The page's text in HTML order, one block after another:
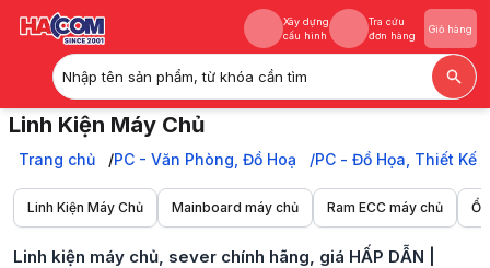
Xây dựng
cấu hình
Tra cứu
đơn hàng
Giỏ hàng
Nhập tên sản phẩm, từ khóa cần tìm
Xây dựng
Tra cứu
Linh Kiện Máy Chủ
Linh kiện máy chủ, Sever chính hãng: Mainboard, RAM ECC, Ổ
Trang chủ
PC - Đồ Họa, Thiết Kế
Linh Kiện Máy Chủ, Máy Trạm
Trang chủ PC - Văn Phòng, Đồ Hoạ PC - Đồ Họa, Thiết Kế
Linh Kiện Máy Chủ Mainboard máy chủ Ram ECC máy chủ Ổ
Linh kiện máy chủ, sever chính hãng, giá HẤP DẪN |